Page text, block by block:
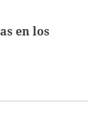
en los